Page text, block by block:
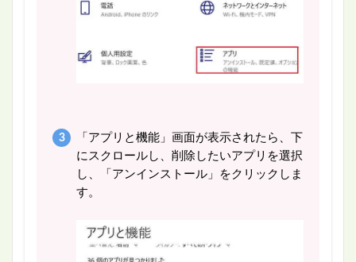
「アプリと機能」画面が表示されたら、下
にスクロールし、削除したいアプリを選択
し、「アンインストール」をクリックしま
す。